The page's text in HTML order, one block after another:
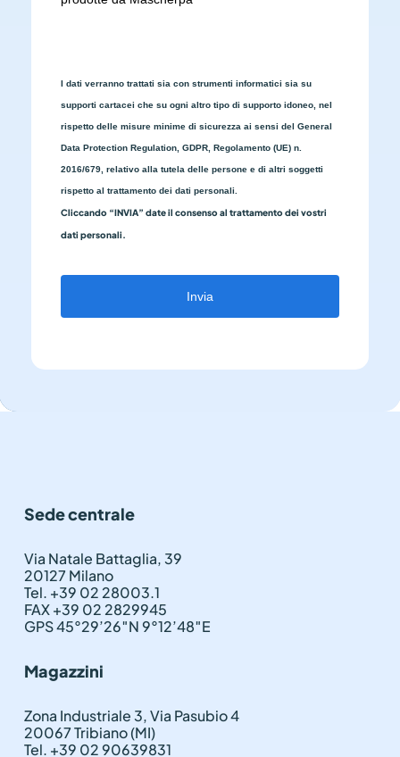
I dati verranno trattati sia con strumenti informatici sia su
supporti cartacei che su ogni altro tipo di supporto idoneo, nel
rispetto delle misure minime di sicurezza ai sensi del General
Data Protection Regulation, GDPR, Regolamento (UE) n.
2016/679, relativo alla tutela delle persone e di altri soggetti
rispetto al trattamento dei dati personali.
Cliccando “INVIA” date il consenso al trattamento dei vostri
dati personali.
Invia
Sede centrale
Via Natale Battaglia, 39
20127 Milano
Tel. +39 02 28003.1
FAX +39 02 2829945
GPS 45°29’26″N 9°12’48″E
Magazzini
Zona Industriale 3, Via Pasubio 4
20067 Tribiano (MI)
Tel. +39 02 90639831